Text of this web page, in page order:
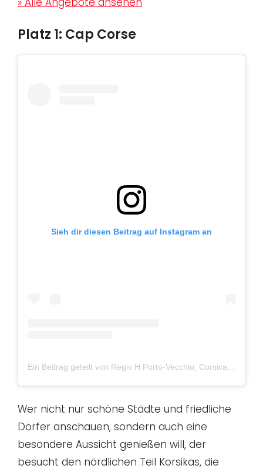
Platz 1: Cap Corse
Sieh dir diesen Beitrag auf Instagram an
Ein Beitrag geteilt von Regis H Porto-Vecchio, Corsica (@regishpv)
Wer nicht nur schöne Städte und friedliche
Dörfer anschauen, sondern auch eine
besondere Aussicht genießen will, der
besucht den nördlichen Teil Korsikas, die